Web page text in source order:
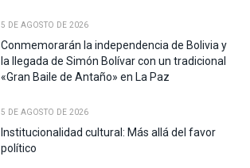
5 DE AGOSTO DE 2026
Conmemorarán la independencia de Bolivia y
la llegada de Simón Bolívar con un tradicional
«Gran Baile de Antaño» en La Paz
5 DE AGOSTO DE 2026
Institucionalidad cultural: Más allá del favor
político